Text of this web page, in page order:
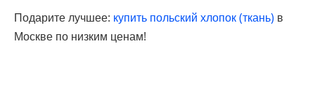
Подарите лучшее: купить польский хлопок (ткань) в
Москве по низким ценам!